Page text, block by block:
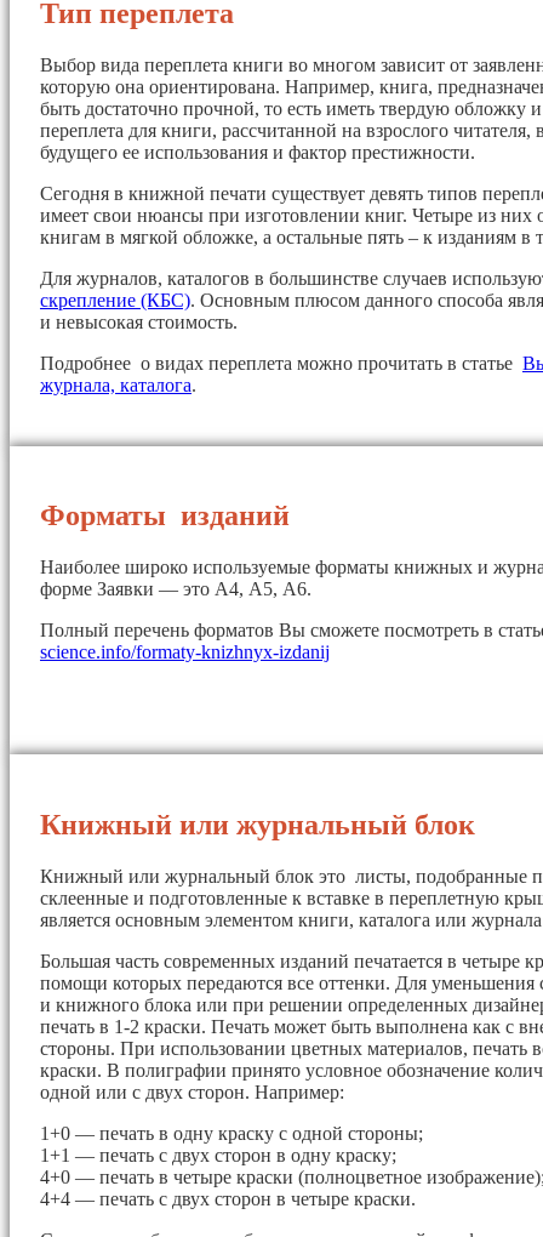
Тип переплета
Выбор вида переплета книги во многом зависит от
которую она ориентирована. Например, книга,
быть достаточно прочной, то есть иметь твердую
переплета для книги, рассчитанной на взрослого читателя,
будущего ее использования и фактор престижности.
Сегодня в книжной печати существует девять типов
имеет свои нюансы при изготовлении книг. Четыре из них
книгам в мягкой обложке, а остальные пять – к изданиям в
Для журналов, каталогов в большинстве случаев
скрепление (КБС). Основным плюсом данного способа
и невысокая стоимость.
Подробнее о видах переплета можно прочитать в статье
журнала, каталога.
Форматы изданий
Наиболее широко используемые форматы книжных и
форме Заявки — это А4, А5, А6.
Полный перечень форматов Вы сможете посмотреть в
science.info/formaty-knizhnyx-izdanij
Книжный или журнальный блок
Книжный или журнальный блок это листы, подобранные
склеенные и подготовленные к вставке в переплетную
является основным элементом книги, каталога или
Большая часть современных изданий печатается в четыре
помощи которых передаются все оттенки. Для уменьшения
и книжного блока или при решении определенных
печать в 1-2 краски. Печать может быть выполнена как с
стороны. При использовании цветных материалов, печать
краски. В полиграфии принято условное обозначение
одной или с двух сторон. Например:
1+0 — печать в одну краску с одной стороны;
1+1 — печать с двух сторон в одну краску;
4+0 — печать в четыре краски (полноцветное
4+4 — печать с двух сторон в четыре краски.